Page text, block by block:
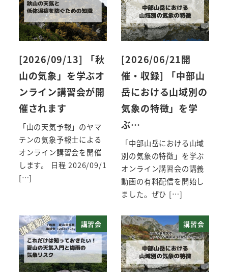
[2026/09/13] 「秋
山の気象」を学ぶオ
ンライン講習会が開
催されます
「山の天気予報」のヤマ
テンの気象予報士による
オンライン講習会を開催
します。 日程 2026/09/1
[…]
[2026/06/21開
催・収録] 「中部山
岳における山域別の
気象の特徴」を学
ぶ…
「中部山岳における山域
別の気象の特徴」を学ぶ
オンライン講習会の講義
動画の有料配信を開始し
ました。ぜひ […]
講習会 講習会